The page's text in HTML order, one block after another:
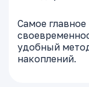
Самое
удобный
накоплений.